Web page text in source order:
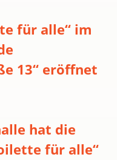
für alle“ im
13“ eröffnet
hat die
für alle“